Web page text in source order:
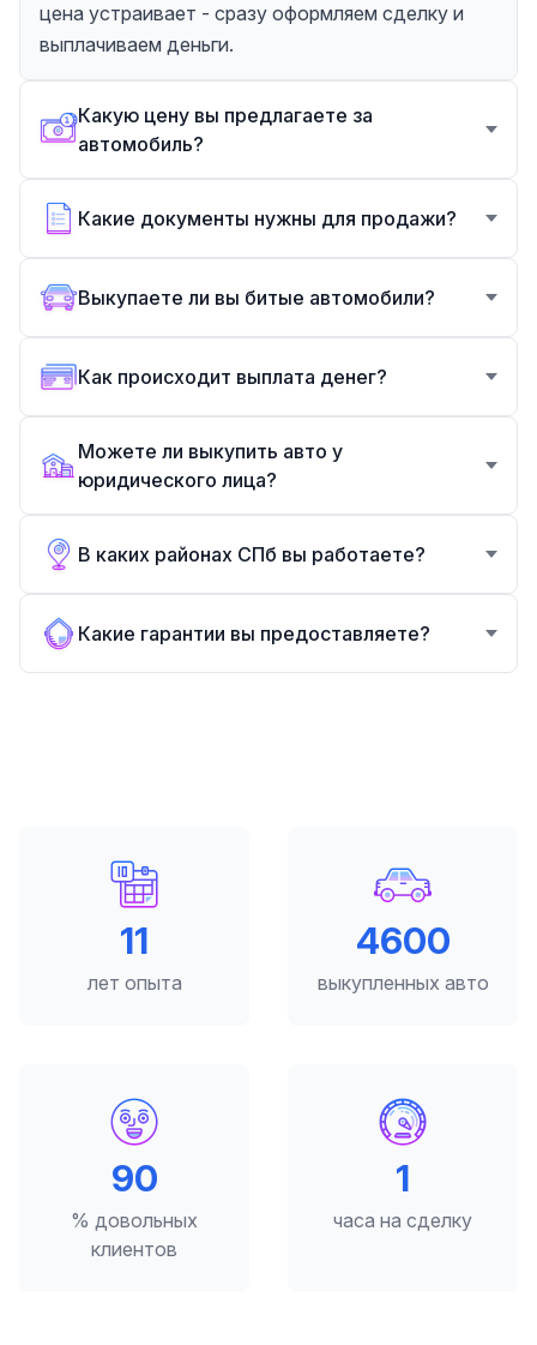
цена устраивает - сразу оформляем сделку и
выплачиваем деньги.
Какую цену вы предлагаете за
автомобиль?
Какие документы нужны для продажи?
Выкупаете ли вы битые автомобили?
Как происходит выплата денег?
Можете ли выкупить авто у
юридического лица?
В каких районах СПб вы работаете?
Какие гарантии вы предоставляете?
12
лет опыта
5000
выкупленных авто
98
% довольных
клиентов
2
часа на сделку